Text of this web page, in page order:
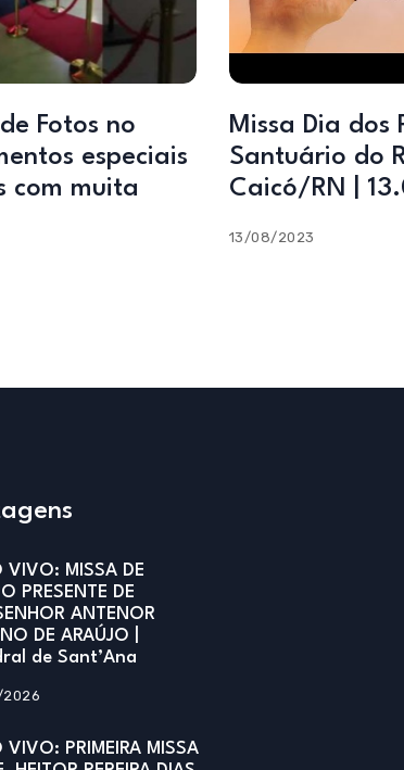
Fotos no
especiais
com muita
Missa Dia dos
Santuário do
Caicó/RN |
13/08/2023
VIVO: MISSA DE
PRESENTE DE
ANTENOR
DE ARAÚJO |
de Sant’Ana
VIVO: PRIMEIRA MISSA